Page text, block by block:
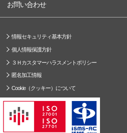
お問い合わせ
情報セキュリティ基本方針
個人情報保護方針
３Ｈカスタマーハラスメントポリシー
匿名加工情報
Cookie（クッキー）について